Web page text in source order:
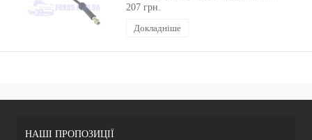
207 грн.
Докладніше
НАШІ ПРОПОЗИЦІЇ